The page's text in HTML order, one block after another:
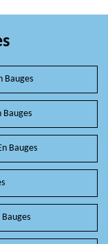
Bauges
Bauges
Bauges